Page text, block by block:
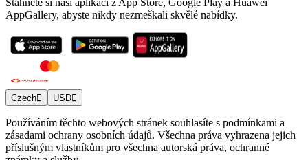
AppGallery, abyste nikdy nezmeškali skvělé nabídky.
Czech USD
Používáním těchto webových stránek souhlasíte s podmínkami a
zásadami ochrany osobních údajů. Všechna práva vyhrazena jejich
příslušným vlastníkům pro všechna autorská práva, ochranné